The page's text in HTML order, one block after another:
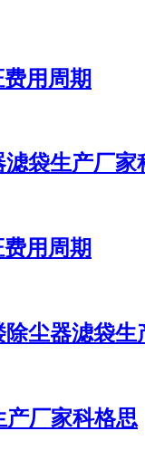
用周期
袋生产厂家
用周期
尘器滤袋生
产厂家科格思